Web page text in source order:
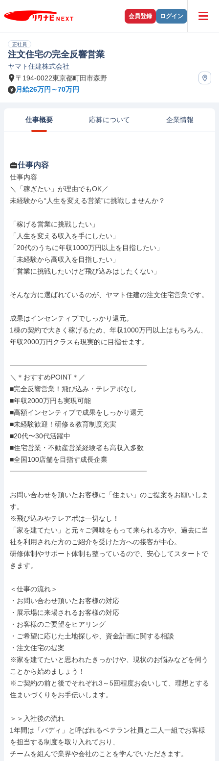
会員登録 ログイン
正社員
注文住宅の完全反響営業
ヤマト住建株式会社
〒194-0022東京都町田市森野
月給26万円～70万円
仕事概要 応募について 企業情報
仕事内容
仕事内容
＼「稼ぎたい」が理由でもOK／
未経験から“人生を変える営業”に挑戦しませんか？
「稼げる営業に挑戦したい」
「人生を変える収入を手にしたい」
「20代のうちに年収1000万円以上を目指したい」
「未経験から高収入を目指したい」
「営業に挑戦したいけど飛び込みはしたくない」
そんな方に選ばれているのが、ヤマト住建の注文住宅営業です。
成果はインセンティブでしっかり還元。
1棟の契約で大きく稼げるため、年収1000万円以上はもちろん、
年収2000万円クラスも現実的に目指せます。
━━━━━━━━━━━━━━━━━━━━
＼＊おすすめPOINT＊／
■完全反響営業！飛び込み・テレアポなし
■年収2000万円も実現可能
■高額インセンティブで成果をしっかり還元
■未経験歓迎！研修＆教育制度充実
■20代〜30代活躍中
■住宅営業・不動産営業経験者も高収入多数
■全国100店舗を目指す成長企業
━━━━━━━━━━━━━━━━━━━━
お問い合わせを頂いたお客様に「住まい」のご提案をお願いしま
す。
※飛び込みやテレアポは一切なし！
「家を建てたい」と元々ご興味をもって来られる方や、過去に当
社を利用された方のご紹介を受けた方への接客が中心。
研修体制やサポート体制も整っているので、安心してスタートで
きます。
＜仕事の流れ＞
・お問い合わせ頂いたお客様の対応
・展示場に来場されるお客様の対応
・お客様のご要望をヒアリング
・ご希望に応じた土地探しや、資金計画に関する相談
・注文住宅の提案
※家を建てたいと思われたきっかけや、現状のお悩みなどを伺う
ことから始めましょう！
※ご契約の前と後でそれぞれ3～5回程度お会いして、理想とする
住まいづくりをお手伝いします。
＞＞入社後の流れ
1年間は「バディ」と呼ばれるベテラン社員と二人一組でお客様
を担当する制度を取り入れており、
チームを組んで業界や会社のことを学んでいただきます。